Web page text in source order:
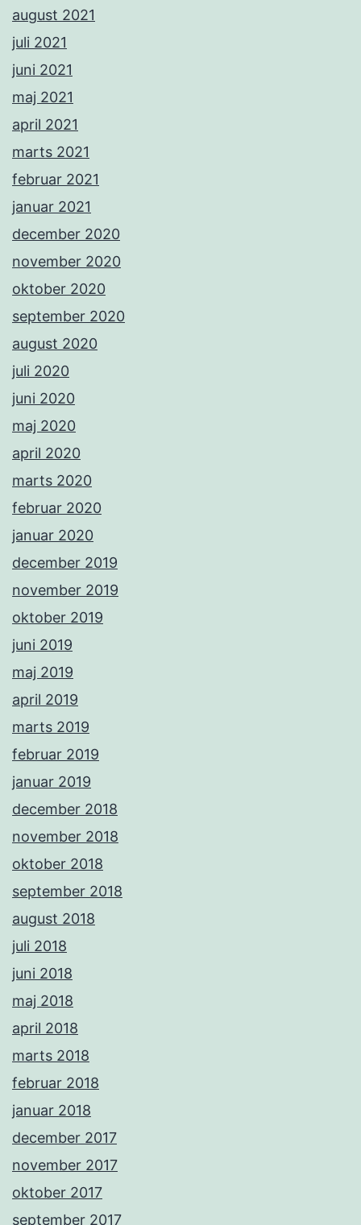
august 2021
juli 2021
juni 2021
maj 2021
april 2021
marts 2021
februar 2021
januar 2021
december 2020
november 2020
oktober 2020
september 2020
august 2020
juli 2020
juni 2020
maj 2020
april 2020
marts 2020
februar 2020
januar 2020
december 2019
november 2019
oktober 2019
juni 2019
maj 2019
april 2019
marts 2019
februar 2019
januar 2019
december 2018
november 2018
oktober 2018
september 2018
august 2018
juli 2018
juni 2018
maj 2018
april 2018
marts 2018
februar 2018
januar 2018
december 2017
november 2017
oktober 2017
september 2017